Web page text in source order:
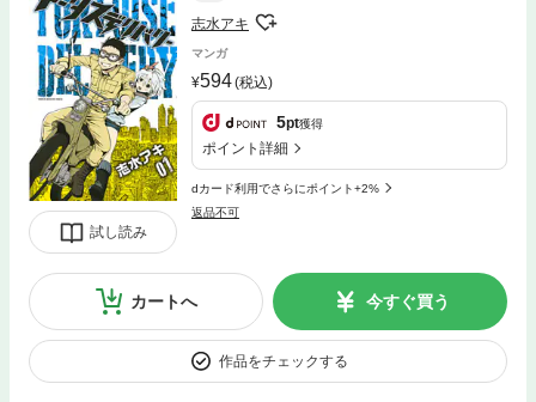
試し読み
志水アキ
マンガ
594(税込)
5pt獲得
ポイント詳細
dカード利用でさらにポイント+2%
返品不可
カートへ 今すぐ買う
作品をチェックする